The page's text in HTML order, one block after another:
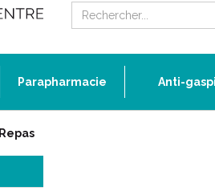
Parapharmacie Anti-gaspi
Repas